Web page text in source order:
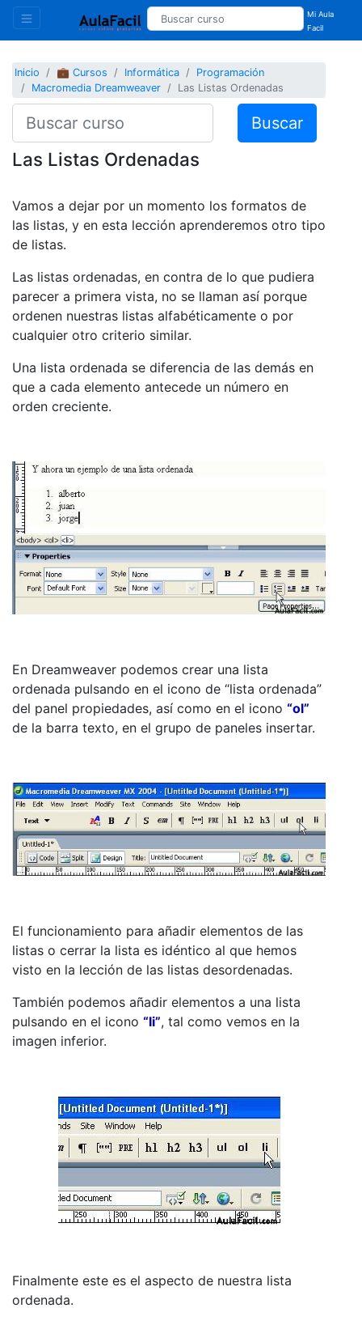
Mi Aula
Facil
Inicio 💼 Cursos Informática
Programación
Macromedia Dreamweaver
Las Listas Ordenadas
Buscar
Las Listas Ordenadas
Vamos a dejar por un momento los formatos de
las listas, y en esta lección aprenderemos otro tipo
de listas.
Las listas ordenadas, en contra de lo que pudiera
parecer a primera vista, no se llaman así porque
ordenen nuestras listas alfabéticamente o por
cualquier otro criterio similar.
Una lista ordenada se diferencia de las demás en
que a cada elemento antecede un número en
orden creciente.
En Dreamweaver podemos crear una lista
ordenada pulsando en el icono de “lista ordenada”
del panel propiedades, así como en el icono “ol”
de la barra texto, en el grupo de paneles insertar.
El funcionamiento para añadir elementos de las
listas o cerrar la lista es idéntico al que hemos
visto en la lección de las listas desordenadas.
También podemos añadir elementos a una lista
pulsando en el icono “li”, tal como vemos en la
imagen inferior.
Finalmente este es el aspecto de nuestra lista
ordenada.